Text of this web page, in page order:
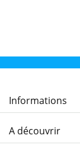
Informations
A découvrir